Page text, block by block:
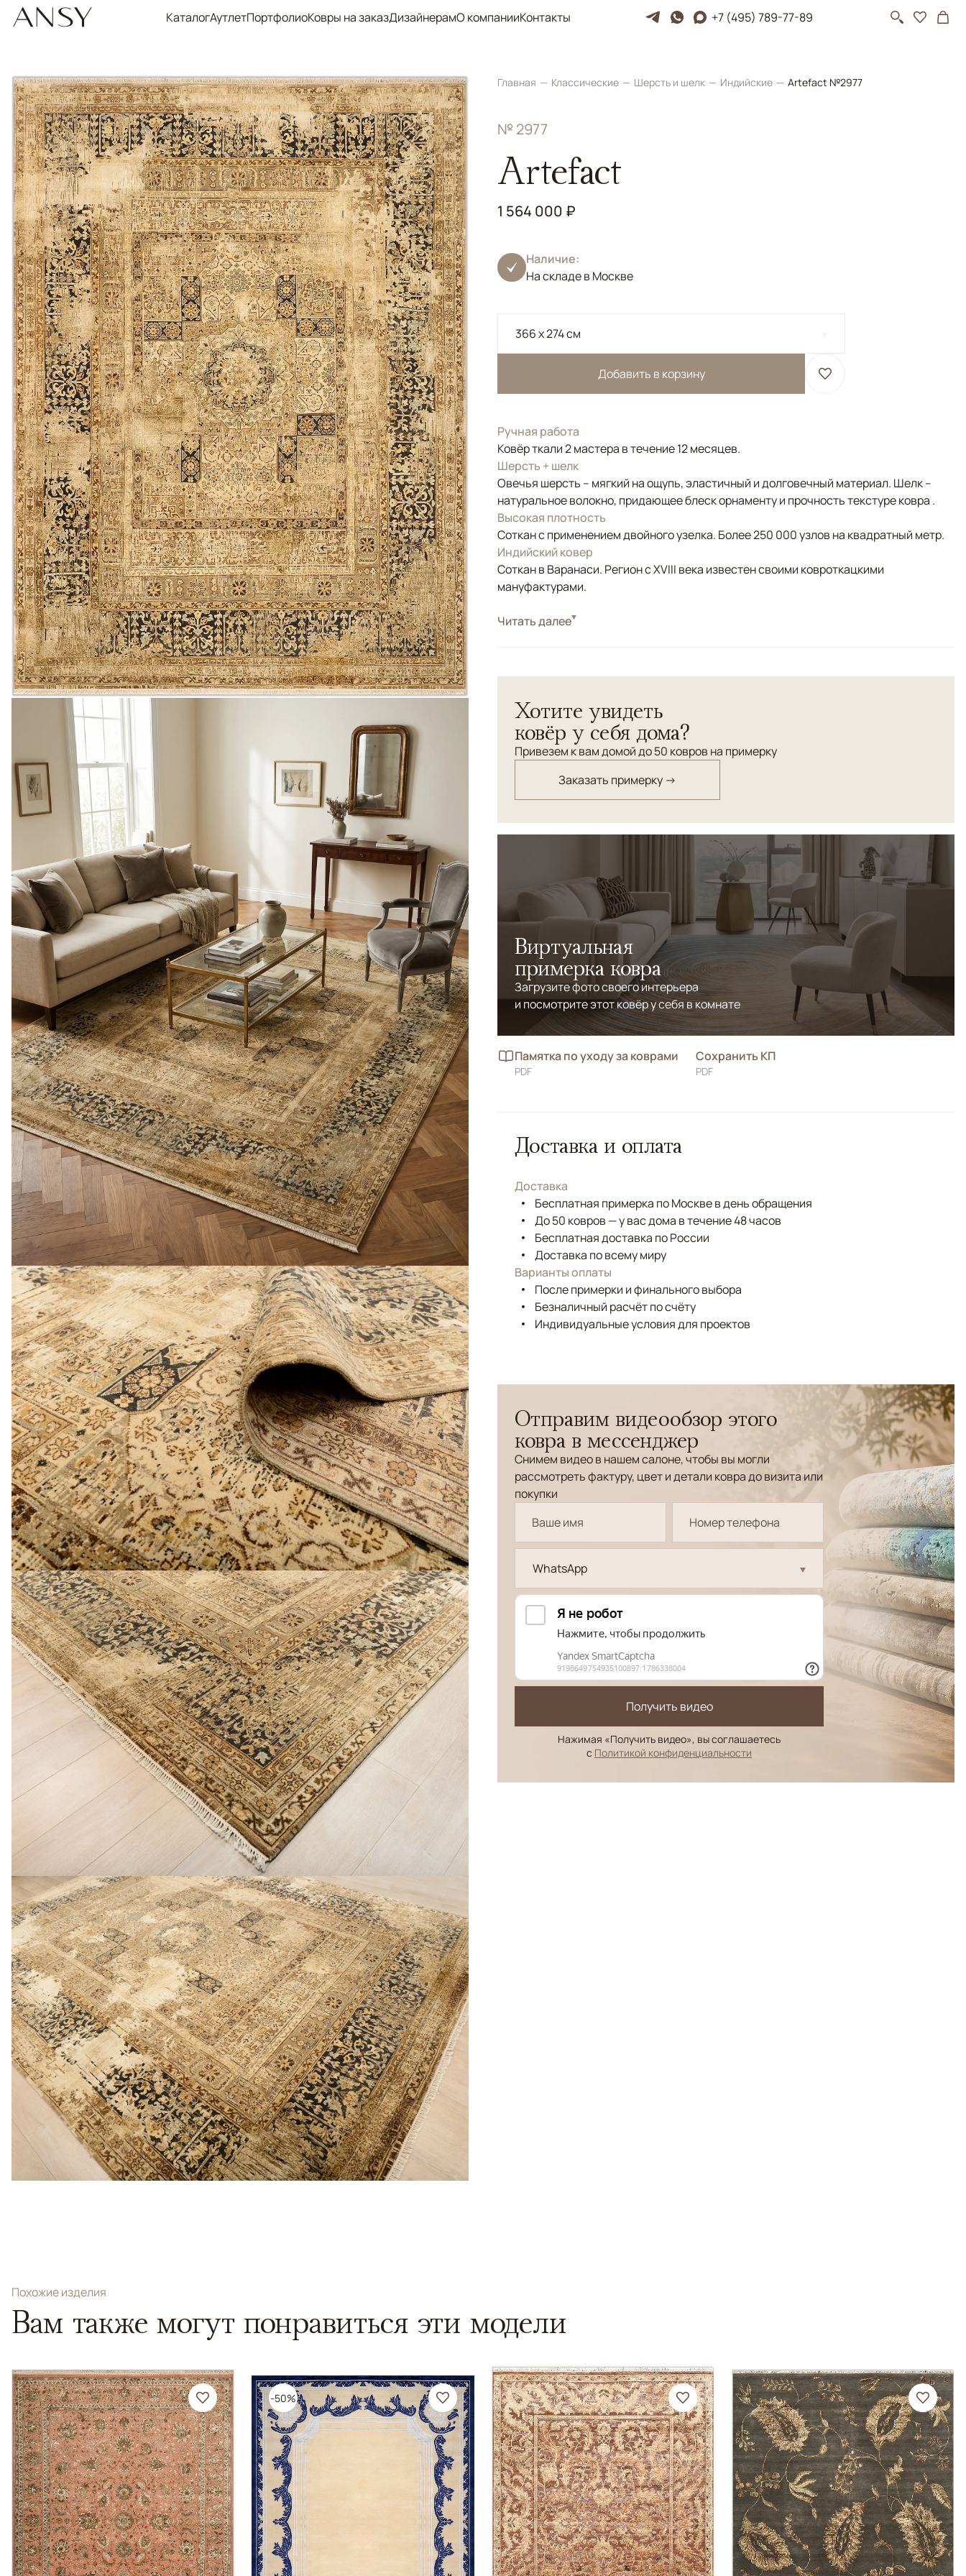
КаталогАутлетПортфолиоКовры на заказДизайнерамО компанииКонтакты +7 (495) 789-77-89
Главная Классические Шерсть и шелк Индийские Artefact №2977
№ 2977
Artefact
1 564 000 ₽
Наличие:
На складе в Москве
366 x 274 см
Добавить в корзину
Ручная работа
Ковёр ткали 2 мастера в течение 12 месяцев.
Шерсть + шелк
Овечья шерсть – мягкий на ощупь, эластичный и долговечный материал. Шелк –
натуральное волокно, придающее блеск орнаменту и прочность текстуре ковра .
Высокая плотность
Соткан с применением двойного узелка. Более 250 000 узлов на квадратный метр.
Индийский ковер
Соткан в Варанаси. Регион с XVIII века известен своими ковроткацкими
мануфактурами.
СтильКлассические
оливкового в сочетании с холодным коричневым. В домашнем дизайне создаст
нечто впечатляющее. Добавит в интерьерное решение черты винтажной моды.
Читать далее
Хотите увидеть
ковёр у себя дома?
Привезем к вам домой до 50 ковров на примерку
Заказать примерку →
Виртуальная
примерка ковра
Загрузите фото своего интерьера
и посмотрите этот ковёр у себя в комнате
Памятка по уходу за коврами
PDF
Сохранить КП
PDF
Доставка и оплата
Доставка
Бесплатная примерка по Москве в день обращения
До 50 ковров — у вас дома в течение 48 часов
Бесплатная доставка по России
Доставка по всему миру
Варианты оплаты
После примерки и финального выбора
Безналичный расчёт по счёту
Индивидуальные условия для проектов
Отправим видеообзор этого
ковра в мессенджер
Снимем видео в нашем салоне, чтобы вы могли
рассмотреть фактуру, цвет и детали ковра до визита или
покупки
WhatsApp
Получить видео
Нажимая «Получить видео», вы соглашаетесь
с Политикой конфиденциальности
Похожие изделия
Вам также могут понравиться эти модели
-50%